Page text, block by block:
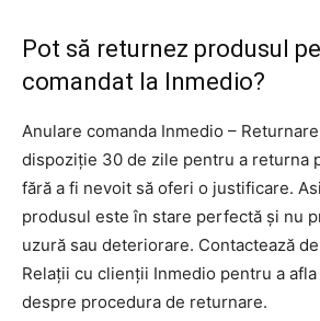
Pot să returnez produsul
comandat la Inmedio?
Anulare comanda Inmedio –
dispoziție 30 de zile pentru a returna
fără a fi nevoit să oferi o justificare.
produsul este în stare perfectă și nu
uzură sau deteriorare. Contactează
Relații cu clienții Inmedio pentru a
despre procedura de returnare.